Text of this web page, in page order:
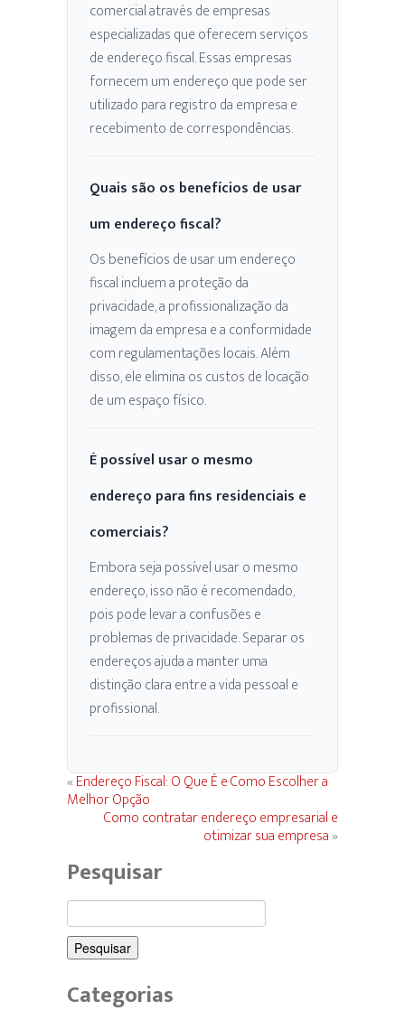
comercial através de empresas
especializadas que oferecem serviços
de endereço fiscal. Essas empresas
fornecem um endereço que pode ser
utilizado para registro da empresa e
recebimento de correspondências.
Quais são os benefícios de usar
um endereço fiscal?
Os benefícios de usar um endereço
fiscal incluem a proteção da
privacidade, a profissionalização da
imagem da empresa e a conformidade
com regulamentações locais. Além
disso, ele elimina os custos de locação
de um espaço físico.
É possível usar o mesmo
endereço para fins residenciais e
comerciais?
Embora seja possível usar o mesmo
endereço, isso não é recomendado,
pois pode levar a confusões e
problemas de privacidade. Separar os
endereços ajuda a manter uma
distinção clara entre a vida pessoal e
profissional.
«Endereço Fiscal: O Que É e Como Escolher a
Melhor Opção
Como contratar endereço empresarial e
otimizar sua empresa»
Pesquisar
Pesquisar
por:
Categorias